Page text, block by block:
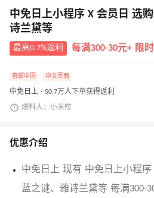
中免日上小程序 X 会员日 选
诗兰黛等
最高0.7%返利 每满300-30元+ 限
直邮中国 中文页面
中免日上 · 50.7万人下单获得返利
爆料人：小米粒
优惠介绍
中免日上 现有 中免日上小程
蓝之谜、雅诗兰黛等 每满300-